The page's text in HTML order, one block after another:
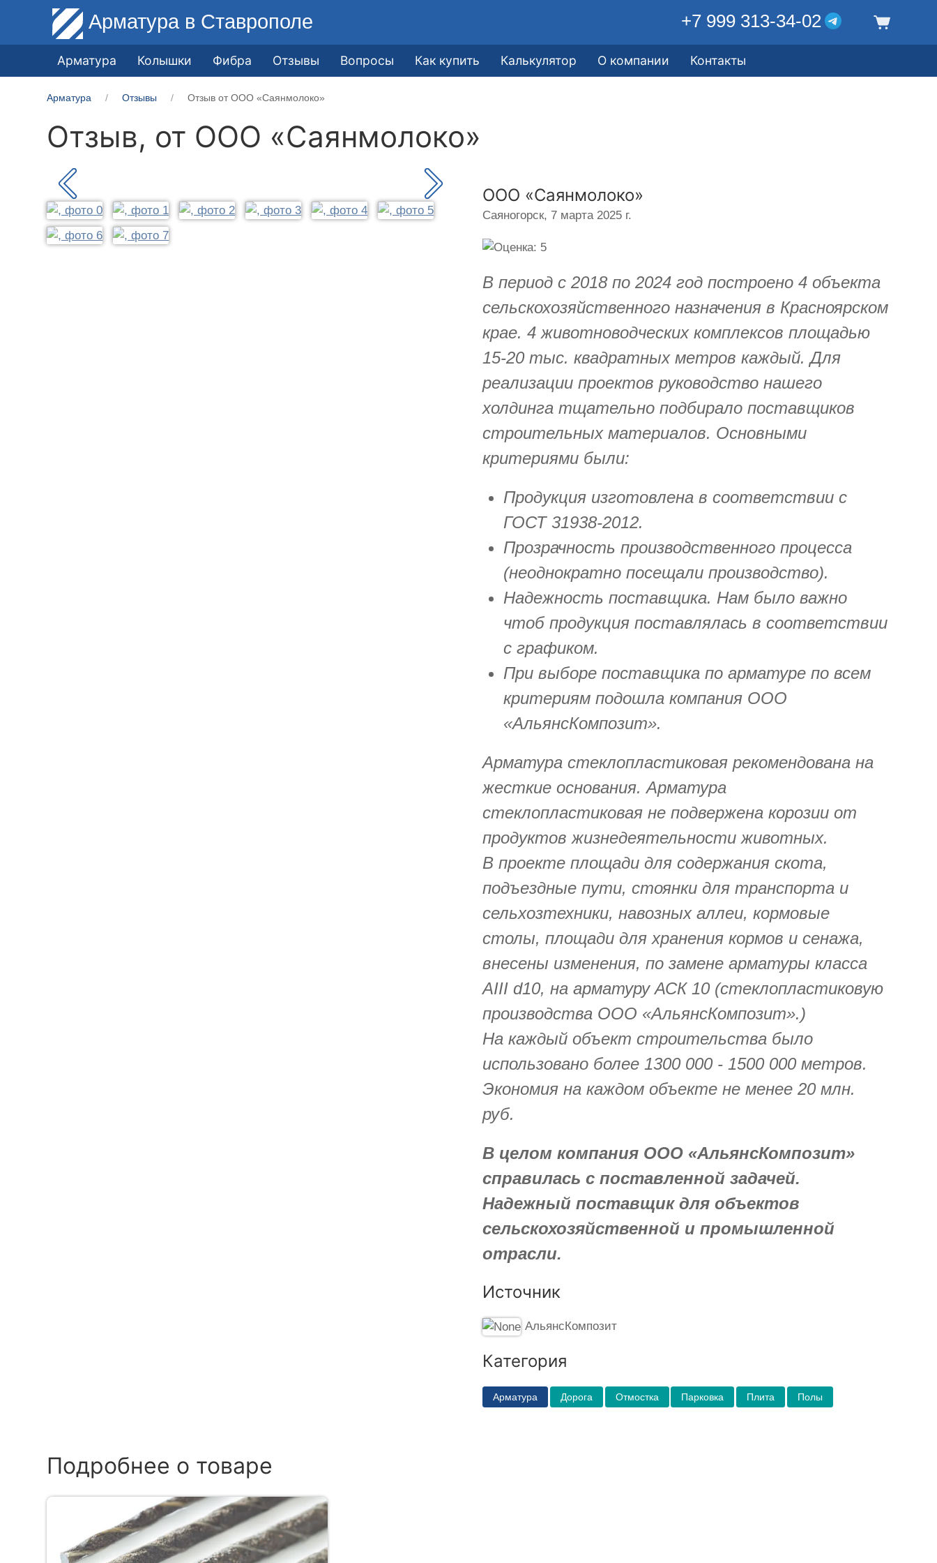
Арматура в Ставрополе +7 999 313-34-02
Арматура Колышки Фибра Отзывы Вопросы Как купить Калькулятор О компании Контакты
Арматура Отзывы Отзыв от ООО «Саянмолоко»
Отзыв, от ООО «Саянмолоко»
ООО «Саянмолоко»
Саяногорск, 7 марта 2025 г.
В период с 2018 по 2024 год построено 4 объекта
сельскохозяйственного назначения в Красноярском
крае. 4 животноводческих комплексов площадью
15-20 тыс. квадратных метров каждый. Для
реализации проектов руководство нашего
холдинга тщательно подбирало поставщиков
строительных материалов. Основными
критериями были:
Продукция изготовлена в соответствии с
ГОСТ 31938-2012.
Прозрачность производственного процесса
(неоднократно посещали производство).
Надежность поставщика. Нам было важно
чтоб продукция поставлялась в соответствии
с графиком.
При выборе поставщика по арматуре по всем
критериям подошла компания ООО
«АльянсКомпозит».
Арматура стеклопластиковая рекомендована на
жесткие основания. Арматура
стеклопластиковая не подвержена корозии от
продуктов жизнедеятельности животных.
В проекте площади для содержания скота,
подъездные пути, стоянки для транспорта и
сельхозтехники, навозных аллеи, кормовые
столы, площади для хранения кормов и сенажа,
внесены изменения, по замене арматуры класса
АIII d10, на арматуру АСК 10 (стеклопластиковую
производства OOO «АльянсКомпозит».)
На каждый объект строительства было
использовано более 1300 000 - 1500 000 метров.
Экономия на каждом объекте не менее 20 млн.
руб.
В целом компания ООО «АльянсКомпозит»
справилась с поставленной задачей.
Надежный поставщик для объектов
сельскохозяйственной и промышленной
отрасли.
Источник
АльянсКомпозит
Категория
Арматура Дорога Отмостка Парковка Плита Полы
Подробнее о товаре